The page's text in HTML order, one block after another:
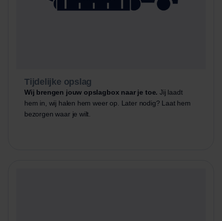
Tijdelijke opslag
Wij brengen jouw opslagbox naar je toe. Jij laadt
hem in, wij halen hem weer op. Later nodig? Laat hem
bezorgen waar je wilt.